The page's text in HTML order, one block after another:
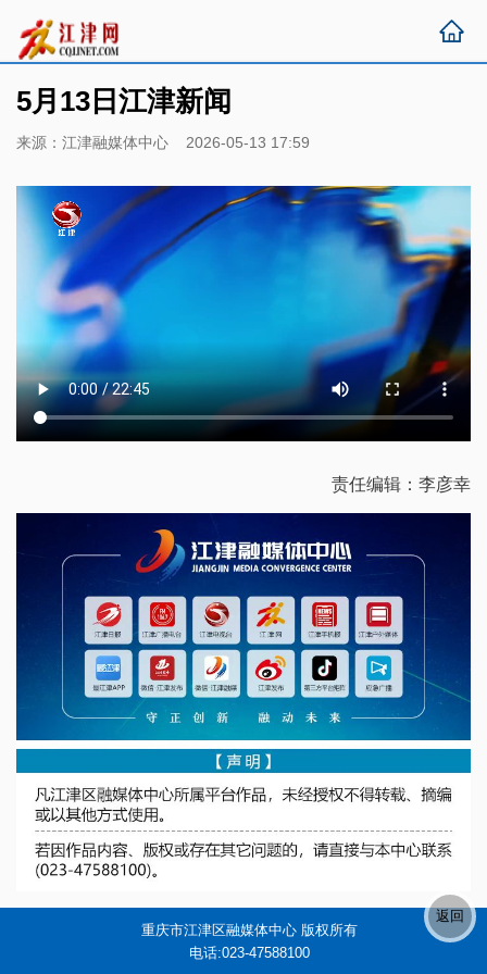
5月13日江津新闻
来源：江津融媒体中心 2026-05-13 17:59
责任编辑：李彦幸
重庆市江津区融媒体中心 版权所有
电话:023-47588100